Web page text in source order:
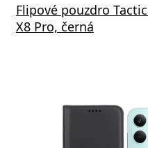
Flipové pouzdro
X8 Pro, černá
Audio Combo 3v1